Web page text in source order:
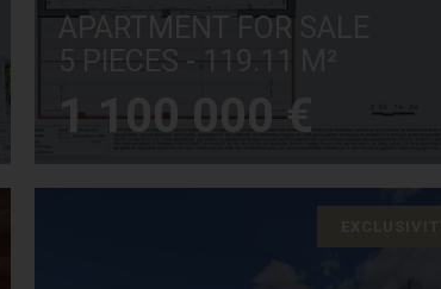
APARTMENT FOR SALE
5 PIECES - 119.11 M²
1 100 000 €